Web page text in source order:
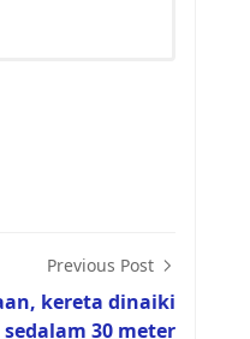
Previous Post
kereta dinaiki
30 meter